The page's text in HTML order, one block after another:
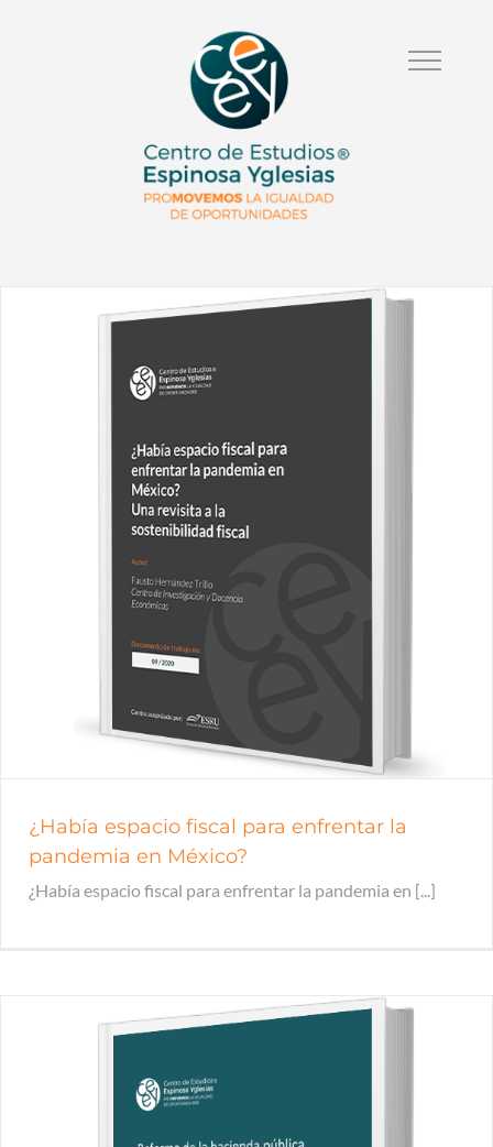
¿Había espacio fiscal para enfrentar la
pandemia en México?
¿Había espacio fiscal para enfrentar la pandemia en [...]